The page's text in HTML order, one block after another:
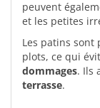
peuvent
et les petites
Les patins sont
plots, ce qui
dommages. Ils
terrasse.